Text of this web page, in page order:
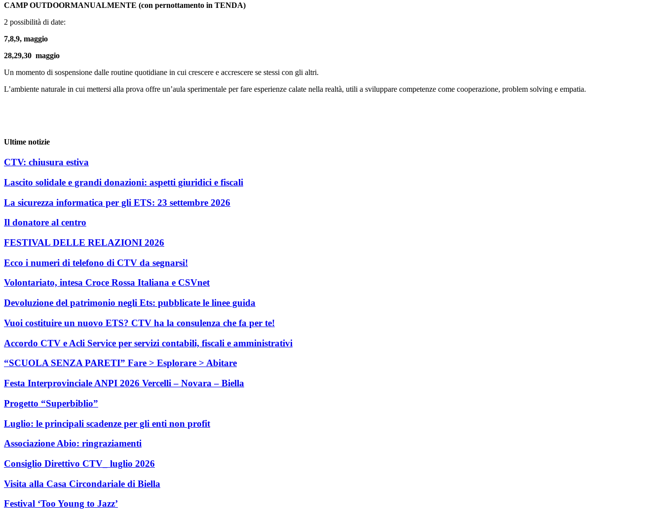
CAMP OUTDOORMANUALMENTE (con pernottamento in TENDA)
2 possibilità di date:
7,8,9, maggio
28,29,30 maggio
Un momento di sospensione dalle routine quotidiane in cui crescere e accrescere se stessi con gli altri.
L’ambiente naturale in cui mettersi alla prova offre un’aula sperimentale per fare esperienze calate nella realtà, utili a sviluppare competenze come cooperazione, problem solving e empatia.
Ultime notizie
CTV: chiusura estiva
Lascito solidale e grandi donazioni: aspetti giuridici e fiscali
La sicurezza informatica per gli ETS: 23 settembre 2026
Il donatore al centro
FESTIVAL DELLE RELAZIONI 2026
Ecco i numeri di telefono di CTV da segnarsi!
Volontariato, intesa Croce Rossa Italiana e CSVnet
Devoluzione del patrimonio negli Ets: pubblicate le linee guida
Vuoi costituire un nuovo ETS? CTV ha la consulenza che fa per te!
Accordo CTV e Acli Service per servizi contabili, fiscali e amministrativi
“SCUOLA SENZA PARETI” Fare > Esplorare > Abitare
Festa Interprovinciale ANPI 2026 Vercelli – Novara – Biella
Progetto “Superbiblio”
Luglio: le principali scadenze per gli enti non profit
Associazione Abio: ringraziamenti
Consiglio Direttivo CTV_ luglio 2026
Visita alla Casa Circondariale di Biella
Festival ‘Too Young to Jazz’